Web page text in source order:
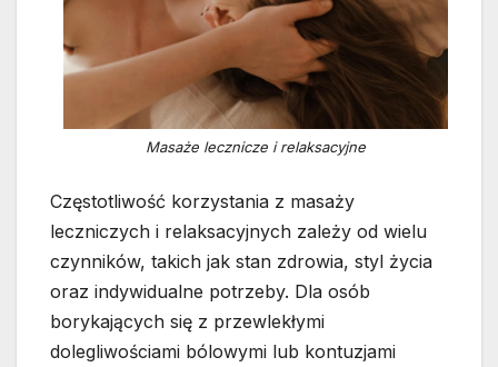
Masaże lecznicze i relaksacyjne
Częstotliwość korzystania z masaży
leczniczych i relaksacyjnych zależy od wielu
czynników, takich jak stan zdrowia, styl życia
oraz indywidualne potrzeby. Dla osób
borykających się z przewlekłymi
dolegliwościami bólowymi lub kontuzjami